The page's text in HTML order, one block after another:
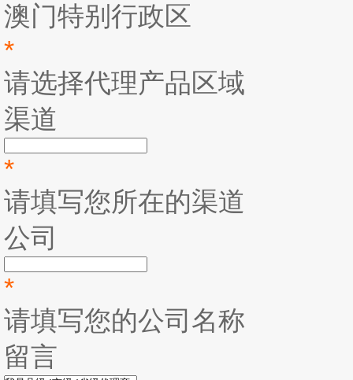
澳门特别行政区
*
请选择代理产品区域
渠道
*
请填写您所在的渠道
公司
*
请填写您的公司名称
留言